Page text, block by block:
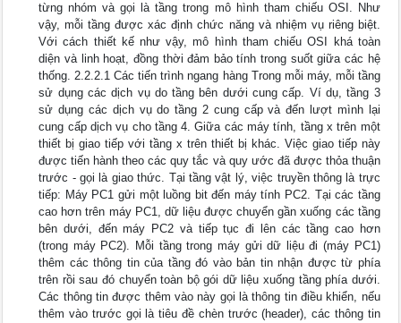
từng nhóm và gọi là tầng trong mô hình tham chiếu OSI. Như
vậy, mỗi tầng được xác định chức năng và nhiệm vụ riêng biệt.
Với cách thiết kế như vậy, mô hình tham chiếu OSI khá toàn
diện và linh hoạt, đồng thời đảm bảo tính trong suốt giữa các hệ
thống. 2.2.2.1 Các tiến trình ngang hàng Trong mỗi máy, mỗi tầng
sử dụng các dịch vụ do tầng bên dưới cung cấp. Ví dụ, tầng 3
sử dụng các dịch vụ do tầng 2 cung cấp và đến lượt mình lại
cung cấp dịch vụ cho tầng 4. Giữa các máy tính, tầng x trên một
thiết bị giao tiếp với tầng x trên thiết bị khác. Việc giao tiếp này
được tiến hành theo các quy tắc và quy ước đã được thỏa thuận
trước - gọi là giao thức. Tại tầng vật lý, việc truyền thông là trực
tiếp: Máy PC1 gửi một luồng bit đến máy tính PC2. Tại các tầng
cao hơn trên máy PC1, dữ liệu được chuyển gần xuống các tầng
bên dưới, đến máy PC2 và tiếp tục đi lên các tầng cao hơn
(trong máy PC2). Mỗi tầng trong máy gửi dữ liệu đi (máy PC1)
thêm các thông tin của tầng đó vào bản tin nhận được từ phía
trên rồi sau đó chuyển toàn bộ gói dữ liệu xuống tầng phía dưới.
Các thông tin được thêm vào này gọi là thông tin điều khiển, nếu
thêm vào trước gọi là tiêu đề chèn trước (header), các thông tin